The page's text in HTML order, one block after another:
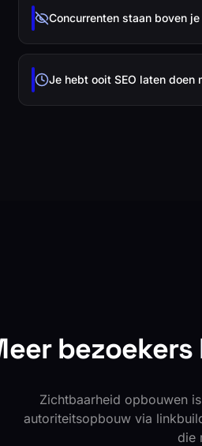
Concurrenten staan boven
Je hebt ooit SEO laten doen
Zichtbaarheid opbouwen
autoriteitsopbouw via
die